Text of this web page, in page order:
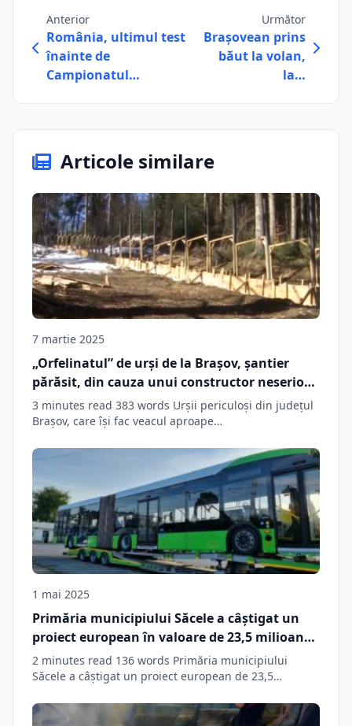
Anterior
România, ultimul test
înainte de
Campionatul…
Următor
Brașovean prins
băut la volan,
la…
Articole similare
7 martie 2025
„Orfelinatul” de urși de la Brașov, șantier
părăsit, din cauza unui constructor neserios.
În joc sunt și 41 de milioane de lei din fonduri
europene, care riscă să se piardă
3 minutes read 383 words Urşii periculoşi din judeţul
Braşov, care îşi fac veacul aproape…
1 mai 2025
Primăria municipiului Săcele a câștigat un
proiect european în valoare de 23,5 milioane
de lei pentru achiziţia a 5 autobuze electrice
2 minutes read 136 words Primăria municipiului
Săcele a câştigat un proiect european de 23,5…